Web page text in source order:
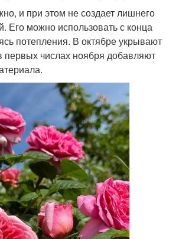
и при этом не создает лишнего
Его можно использовать с конца
потепления. В октябре укрывают
числах ноября добавляют